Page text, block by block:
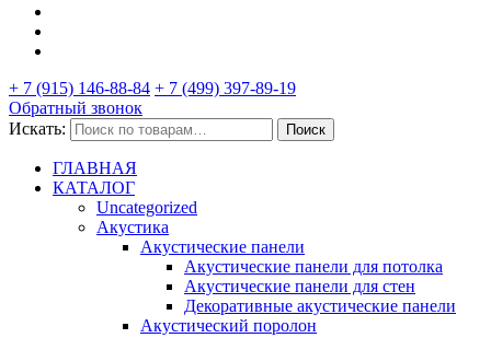
+ 7 (915) 146-88-84 + 7 (499) 397-89-19
Обратный звонок
Искать:
Поиск
ГЛАВНАЯ
КАТАЛОГ
Uncategorized
Акустика
Акустические панели
Акустические панели для потолка
Акустические панели для стен
Декоративные акустические панели
Акустический поролон